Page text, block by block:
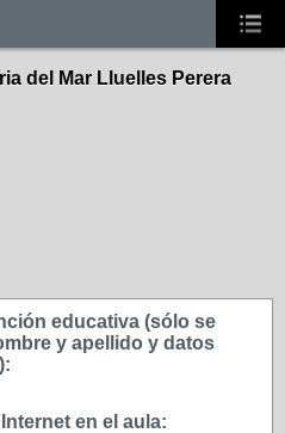
del Mar Lluelles Perera
educativa (sólo se
y apellido y datos
en el aula: